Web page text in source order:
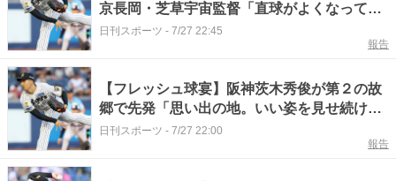
京長岡・芝草宇宙監督「直球がよくなってい
て楽しみ」
日刊スポーツ - 7/27 22:45
報告
【フレッシュ球宴】阪神茨木秀俊が第２の故
郷で先発「思い出の地。いい姿を見せ続けら
れるように」
日刊スポーツ - 7/27 22:00
報告